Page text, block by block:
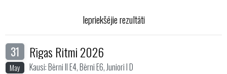
Iepriekšējie rezultāti
31
May
Rīgas Ritmi 2026
Kausi: Bērni II E4, Bērni E6, Juniori I D